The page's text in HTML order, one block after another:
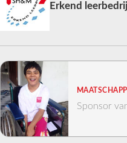
Erkend
Sponsor